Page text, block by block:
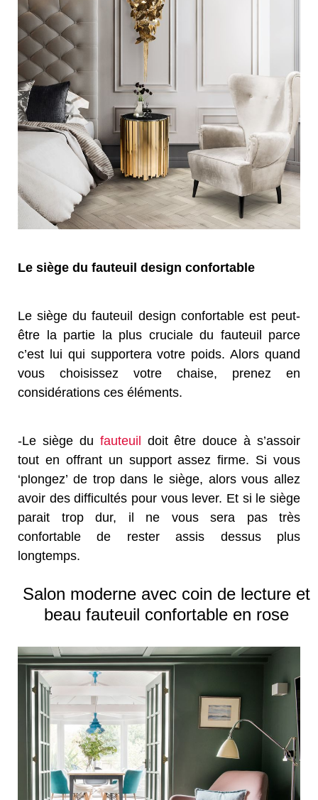
Le siège du fauteuil design confortable
Le siège du fauteuil design confortable est peut-
être la partie la plus cruciale du fauteuil parce
c’est lui qui supportera votre poids. Alors quand
vous choisissez votre chaise, prenez en
considérations ces éléments.
-Le siège du fauteuil doit être douce à s’assoir
tout en offrant un support assez firme. Si vous
‘plongez’ de trop dans le siège, alors vous allez
avoir des difficultés pour vous lever. Et si le siège
parait trop dur, il ne vous sera pas très
confortable de rester assis dessus plus
longtemps.
Salon moderne avec coin de lecture et
beau fauteuil confortable en rose